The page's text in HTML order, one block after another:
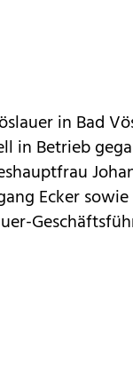
in Bad
in Betrieb
Ecker